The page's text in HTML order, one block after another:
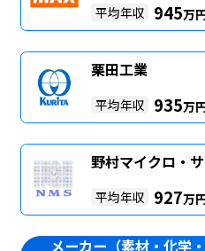
平均年収 945万
栗田工業
平均年収 935万
野村マイクロ・
平均年収 927万
メーカー（素材・化学